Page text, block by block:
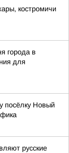
костромичи
города в
для
посёлку Новый
русские